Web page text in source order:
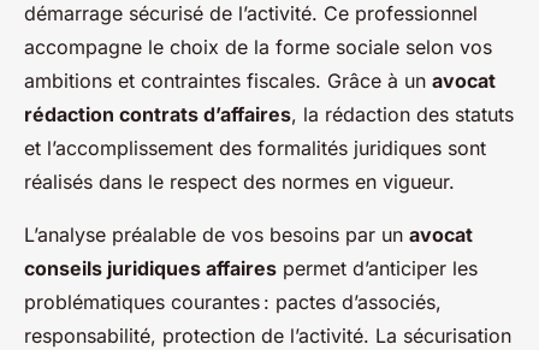
démarrage sécurisé de l’activité. Ce professionnel
accompagne le choix de la forme sociale selon vos
ambitions et contraintes fiscales. Grâce à un avocat
rédaction contrats d’affaires, la rédaction des statuts
et l’accomplissement des formalités juridiques sont
réalisés dans le respect des normes en vigueur.
L’analyse préalable de vos besoins par un avocat
conseils juridiques affaires permet d’anticiper les
problématiques courantes : pactes d’associés,
responsabilité, protection de l’activité. La sécurisation